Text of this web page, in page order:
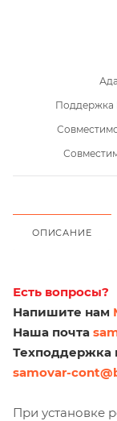
Поддержка
ОПИСАНИЕ
Есть вопросы?
Напишите нам
Наша почта
Техподдержка
samovar-
При установке